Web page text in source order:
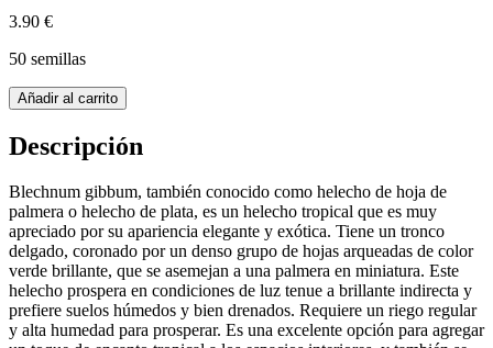
3.90 €
50 semillas
Añadir al carrito
Descripción
Blechnum gibbum, también conocido como helecho de hoja de
palmera o helecho de plata, es un helecho tropical que es muy
apreciado por su apariencia elegante y exótica. Tiene un tronco
delgado, coronado por un denso grupo de hojas arqueadas de color
verde brillante, que se asemejan a una palmera en miniatura. Este
helecho prospera en condiciones de luz tenue a brillante indirecta y
prefiere suelos húmedos y bien drenados. Requiere un riego regular
y alta humedad para prosperar. Es una excelente opción para agregar